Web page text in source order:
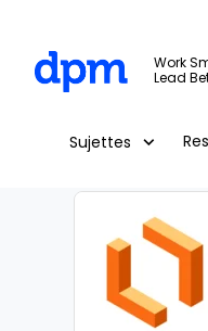
Skip to main content
Work
Lead
Sujettes